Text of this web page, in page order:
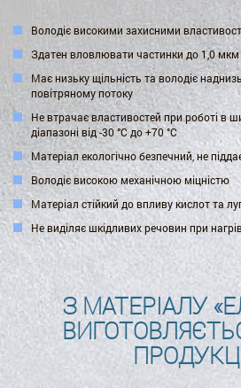
Володіє високими захисними
Здатен вловлювати частинки до 1,0 мкм
Має низьку щільність та володіє
повітряному потоку
Не втрачає властивостей при роботі в
діапазоні від -30 °С до +70 °С
Матеріал екологічно безпечний, не
Володіє високою механічною міцністю
Матеріал стійкий до впливу кислот та
Не виділяє шкідливих речовин при
З МАТЕРІАЛУ